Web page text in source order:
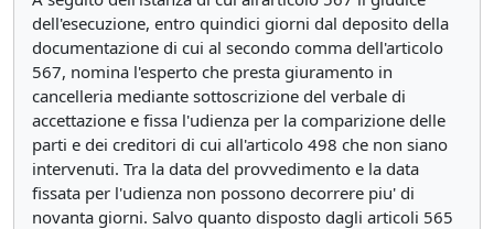
dell'esecuzione, entro quindici giorni dal deposito della
documentazione di cui al secondo comma dell'articolo
567, nomina l'esperto che presta giuramento in
cancelleria mediante sottoscrizione del verbale di
accettazione e fissa l'udienza per la comparizione delle
parti e dei creditori di cui all'articolo 498 che non siano
intervenuti. Tra la data del provvedimento e la data
fissata per l'udienza non possono decorrere piu' di
novanta giorni. Salvo quanto disposto dagli articoli 565